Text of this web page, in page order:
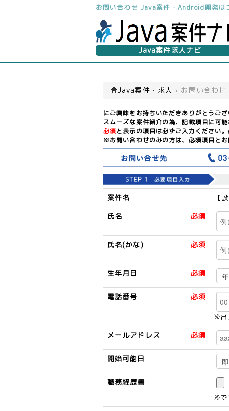
お問い合わせ Java案件・Android開発は
Java案件求人ナビ
Java案件・求人 › お問い合わせ
にご興味をお持ちいただきありがとうござ
スムーズな案件紹介の為、記載項目に可能
必須 と表示の項目は必ずご入力ください
※お問い合わせのみの方は、必須項目と
案件名 【
氏名 必須
氏名(かな) 必須
生年月日 必須
電話番号 必須
※出
メールアドレス 必須
開始可能日
職務経歴書
※で